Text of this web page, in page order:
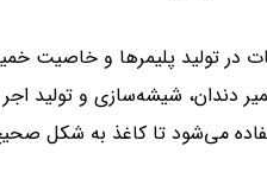
در تولید پلیمرها و خاصیت
دندان، شیشه‌سازی و تولید
می‌شود تا کاغذ به شکل